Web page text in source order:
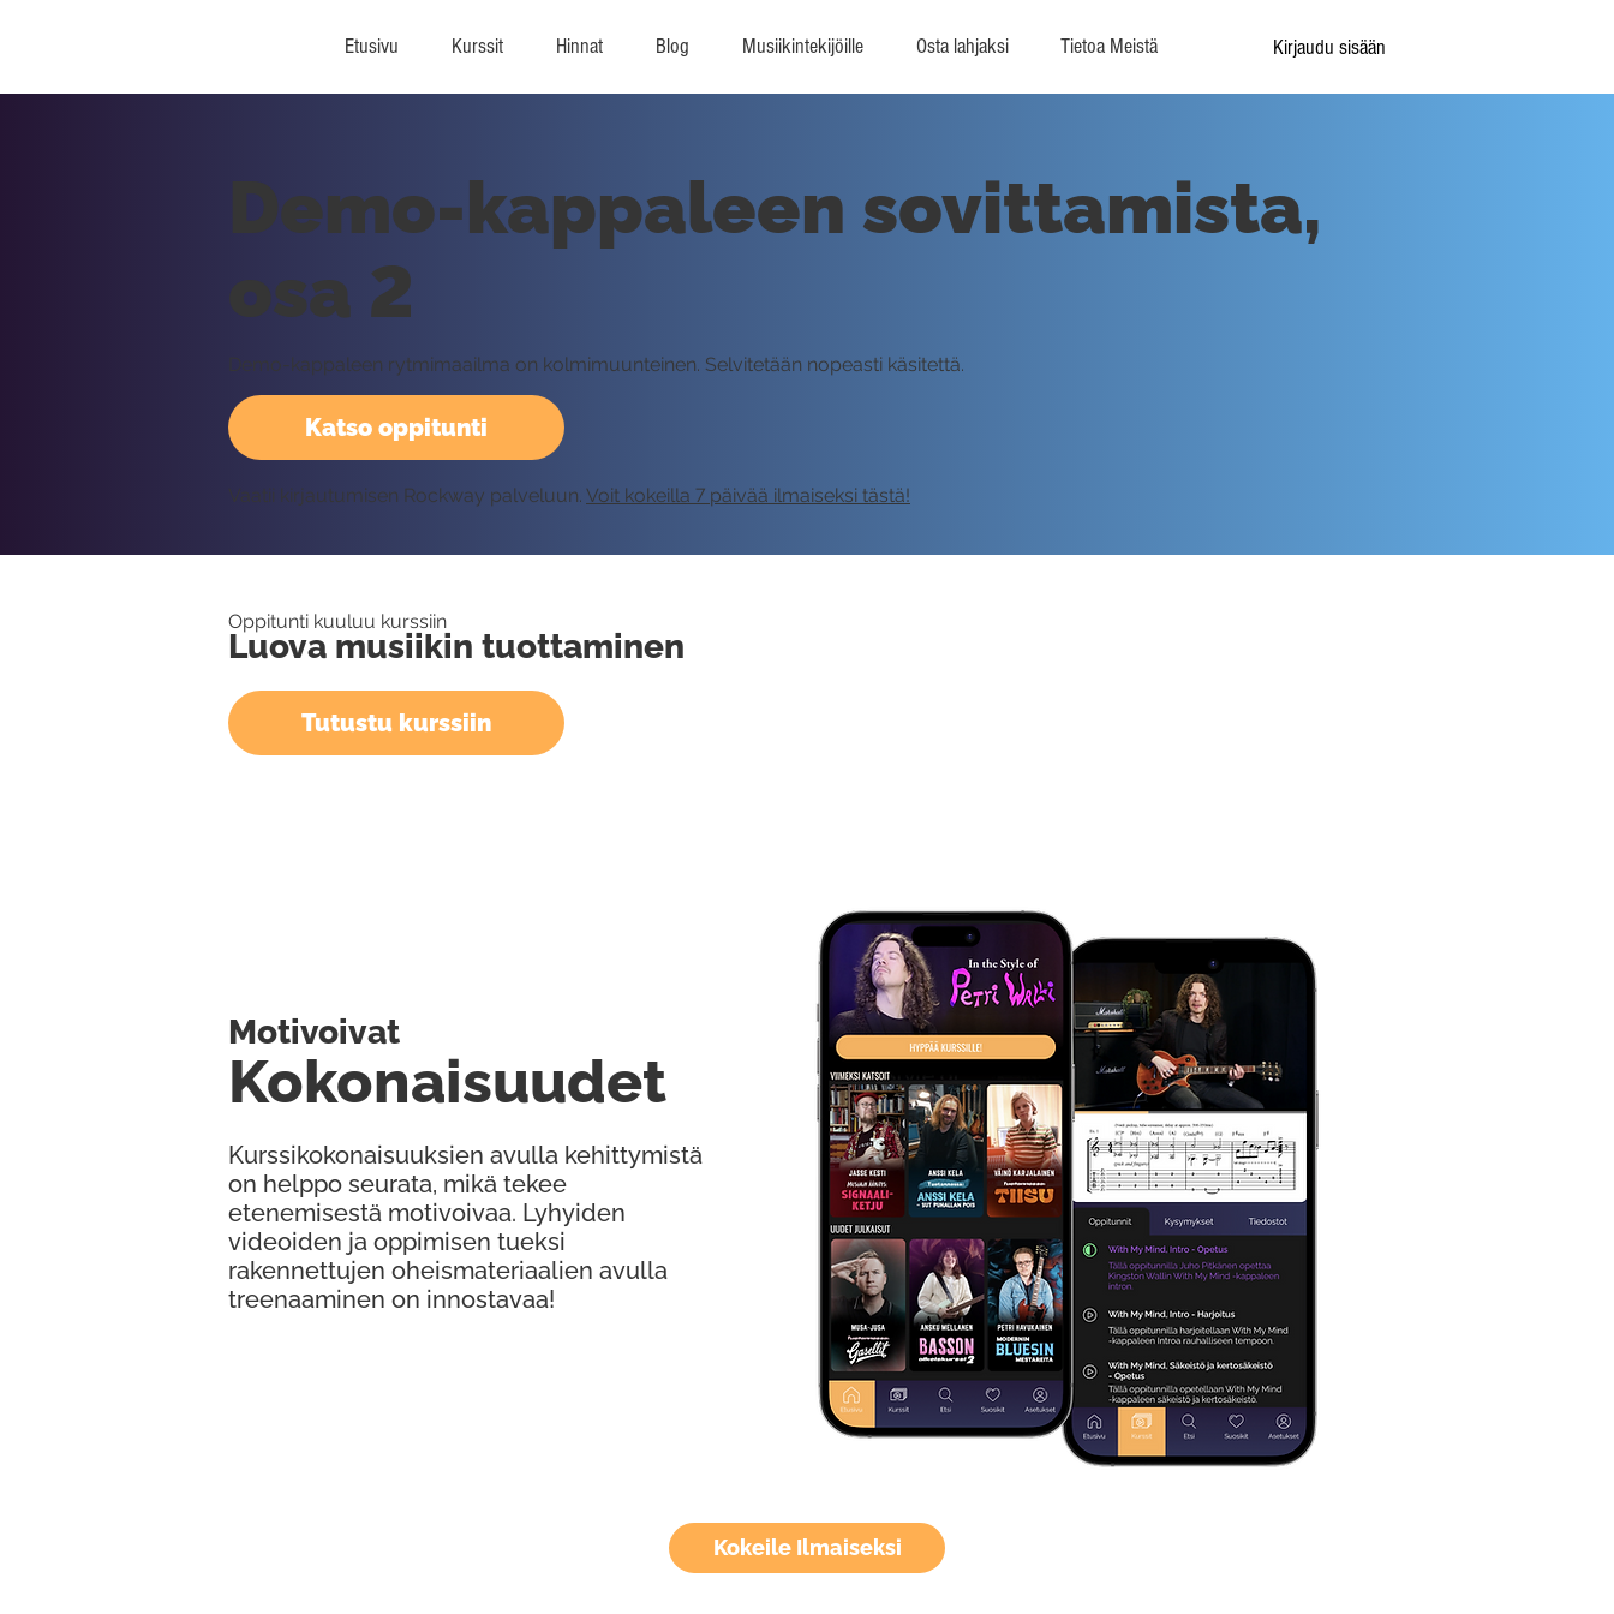
Etusivu Kurssit Hinnat Blog Musiikintekijöille Osta lahjaksi Tietoa Meistä Kirjaudu sisään
Kokeile Ilmaiseksi
Katso oppitunti
Demo-kappaleen sovittamista,
osa 2
Demo-kappaleen rytmimaailma on kolmimuunteinen. Selvitetään nopeasti käsitettä.
Vaatii kirjautumisen Rockway palveluun. Voit kokeilla 7 päivää ilmaiseksi tästä!
Oppitunti kuuluu kurssiin
Luova musiikin tuottaminen
Tutustu kurssiin
Kurssikokonaisuuksien avulla kehittymistä
on helppo seurata, mikä tekee
etenemisestä motivoivaa. Lyhyiden
videoiden ja oppimisen tueksi
rakennettujen oheismateriaalien avulla
treenaaminen on innostavaa!
Kokonaisuudet
Motivoivat